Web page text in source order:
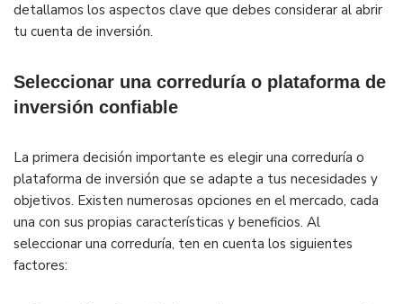
detallamos los aspectos clave que debes considerar al abrir
tu cuenta de inversión.
Seleccionar una correduría o plataforma de
inversión confiable
La primera decisión importante es elegir una correduría o
plataforma de inversión que se adapte a tus necesidades y
objetivos. Existen numerosas opciones en el mercado, cada
una con sus propias características y beneficios. Al
seleccionar una correduría, ten en cuenta los siguientes
factores: